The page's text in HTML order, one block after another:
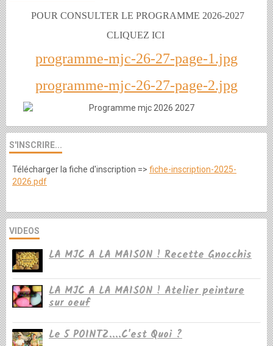
POUR CONSULTER LE PROGRAMME 2026-2027
CLIQUEZ ICI
programme-mjc-26-27-page-1.jpg
programme-mjc-26-27-page-2.jpg
S'INSCRIRE...
Télécharger la fiche d'inscription => fiche-inscription-2025-
2026.pdf
VIDEOS
LA MJC A LA MAISON ! Recette Gnocchis
LA MJC A LA MAISON ! Atelier peinture
sur oeuf
Le 5 POINTZ....C'est Quoi ?